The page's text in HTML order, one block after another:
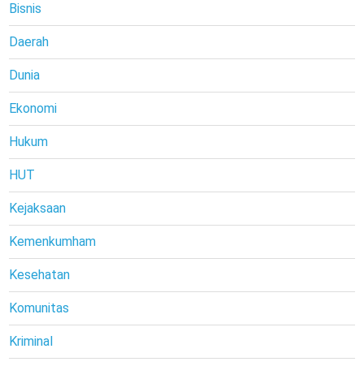
Bisnis
Daerah
Dunia
Ekonomi
Hukum
HUT
Kejaksaan
Kemenkumham
Kesehatan
Komunitas
Kriminal